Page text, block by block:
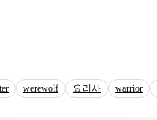
werewolf 요리사 warrior